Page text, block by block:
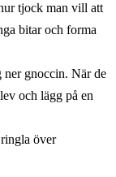
tjock man vill att
bitar och forma
ner gnoccin. När de
och lägg på en
över